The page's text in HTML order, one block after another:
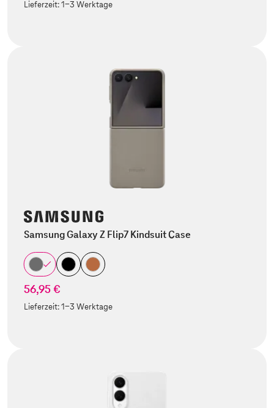
Lieferzeit:1-3 Werktage
Samsung Galaxy Z Flip7 Kindsuit Case
56,95 €
Lieferzeit:1-3 Werktage